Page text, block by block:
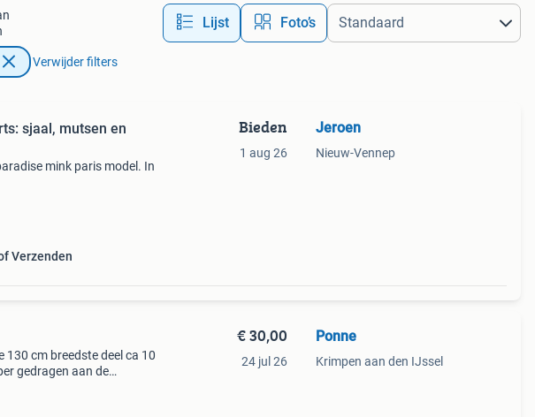
Lijst Foto’s
Verwijder filters
sjaal, mutsen en
mink paris model. In
Verzenden
Bieden
1 aug 26
Jeroen
Nieuw-Vennep
130 cm breedste deel ca 10
gedragen aan de
€ 30,00
24 jul 26
Ponne
Krimpen aan den IJssel